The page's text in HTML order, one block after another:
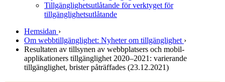
Tillgänglighetsutlåtande för verktyget för
tillgänglighetsutlåtande
Hemsidan ›
Om webbtillgänglighet: Nyheter om tillgänglighet ›
Resultaten av tillsynen av webb­platsers och mobil­
applikationers tillgänglighet 2020–2021: varierande
tillgänglighet, brister påträffades (23.12.2021)